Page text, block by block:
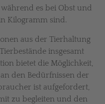
es bei Obst und
Kilogramm sind.
aus der Tierhaltung
insgesamt
bietet die Möglichkeit,
den Bedürfnissen der
ist aufgefordert,
zu begleiten und den